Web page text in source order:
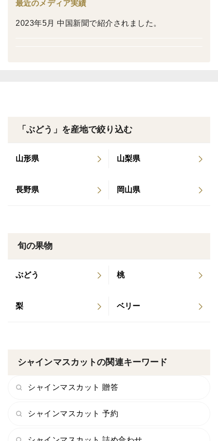
しみたい方におすすめです。
※１つずつ丁寧に梱包し発送いたしますが万が一、輸送
品の写真を当社にメールにてご連絡ください。
最近のメディア実績
2023年5月 中国新聞で紹介されました。
「ぶどう」を産地で絞り込む
山形県 山梨県
長野県 岡山県
旬の果物
ぶどう 桃
梨 ベリー
シャインマスカットの関連キーワード
シャインマスカット 贈答
シャインマスカット 予約